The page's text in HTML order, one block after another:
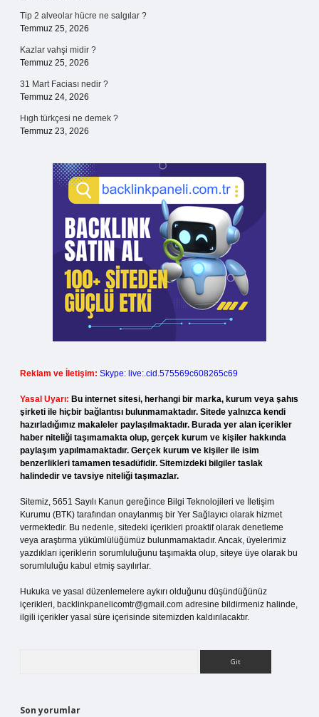
Tip 2 alveolar hücre ne salgılar ?
Temmuz 25, 2026
Kazlar vahşi midir ?
Temmuz 25, 2026
31 Mart Faciası nedir ?
Temmuz 24, 2026
Hıgh türkçesi ne demek ?
Temmuz 23, 2026
Reklam ve İletişim: Skype: live:.cid.575569c608265c69
Yasal Uyarı: Bu internet sitesi, herhangi bir marka, kurum veya şahıs
şirketi ile hiçbir bağlantısı bulunmamaktadır. Sitede yalnızca kendi
hazırladığımız makaleler paylaşılmaktadır. Burada yer alan içerikler
haber niteliği taşımamakta olup, gerçek kurum ve kişiler hakkında
paylaşım yapılmamaktadır. Gerçek kurum ve kişiler ile isim
benzerlikleri tamamen tesadüfidir. Sitemizdeki bilgiler taslak
halindedir ve tavsiye niteliği taşımazlar.
Sitemiz, 5651 Sayılı Kanun gereğince Bilgi Teknolojileri ve İletişim
Kurumu (BTK) tarafından onaylanmış bir Yer Sağlayıcı olarak hizmet
vermektedir. Bu nedenle, sitedeki içerikleri proaktif olarak denetleme
veya araştırma yükümlülüğümüz bulunmamaktadır. Ancak, üyelerimiz
yazdıkları içeriklerin sorumluluğunu taşımakta olup, siteye üye olarak bu
sorumluluğu kabul etmiş sayılırlar.
Hukuka ve yasal düzenlemelere aykırı olduğunu düşündüğünüz
içerikleri, backlinkpanelicomtr@gmail.com adresine bildirmeniz halinde,
ilgili içerikler yasal süre içerisinde sitemizden kaldırılacaktır.
Son yorumlar